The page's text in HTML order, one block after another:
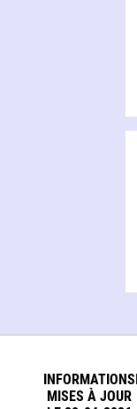
INFORMATIONS
MISES À JOUR